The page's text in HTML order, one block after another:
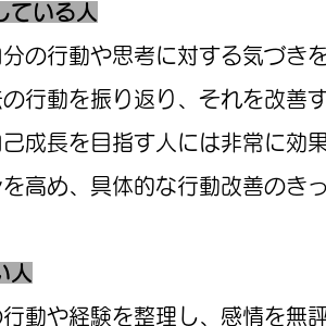
ている人
の行動や思考に対する気づき
行動を振り返り、それを改善
成長を目指す人には非常に効
高め、具体的な行動改善のき
人
動や経験を整理し、感情を無